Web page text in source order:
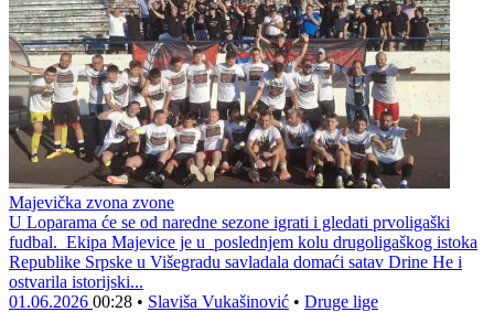
Majevička zvona zvone
U Loparama će se od naredne sezone igrati i gledati prvoligaški
fudbal. Ekipa Majevice je u poslednjem kolu drugoligaškog istoka
Republike Srpske u Višegradu savladala domaći satav Drine He i
ostvarila istorijski...
01.06.2026 00:28 • Slaviša Vukašinović • Druge lige